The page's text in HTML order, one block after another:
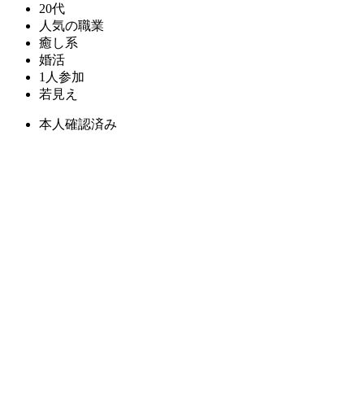
20代
人気の職業
癒し系
婚活
1人参加
若見え
本人確認済み